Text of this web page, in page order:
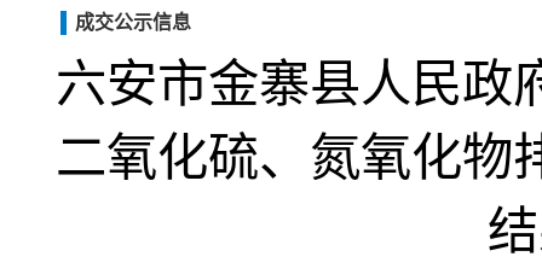
成交公示信息
六安市金寨县人民政
二氧化硫、氮氧化物